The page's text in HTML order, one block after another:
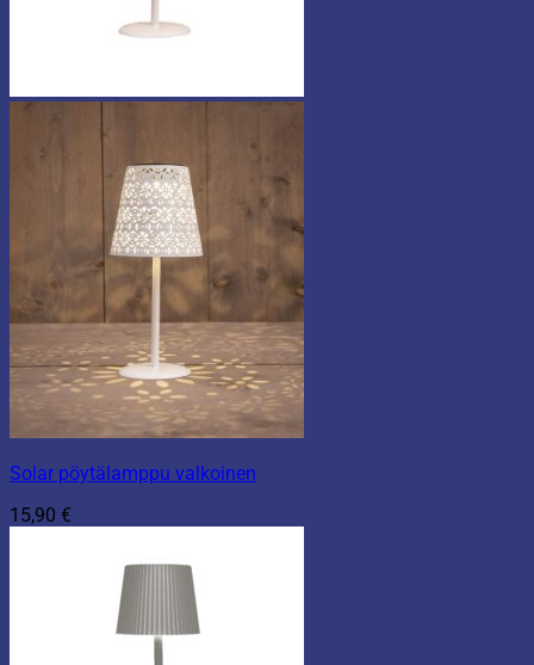
Solar pöytälamppu valkoinen
15,90 €